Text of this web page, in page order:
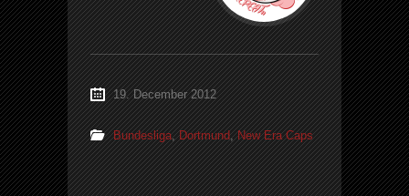
19. December 2012
Bundesliga,Dortmund,New Era Caps